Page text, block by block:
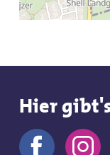
Hier